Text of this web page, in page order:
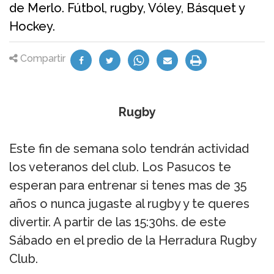
de Merlo. Fútbol, rugby, Vóley, Básquet y
Hockey.
Compartir
Rugby
Este fin de semana solo tendrán actividad
los veteranos del club. Los Pasucos te
esperan para entrenar si tenes mas de 35
años o nunca jugaste al rugby y te queres
divertir. A partir de las 15:30hs. de este
Sábado en el predio de la Herradura Rugby
Club.